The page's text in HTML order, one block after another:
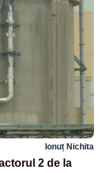
Ionuț Nichita
2 de la